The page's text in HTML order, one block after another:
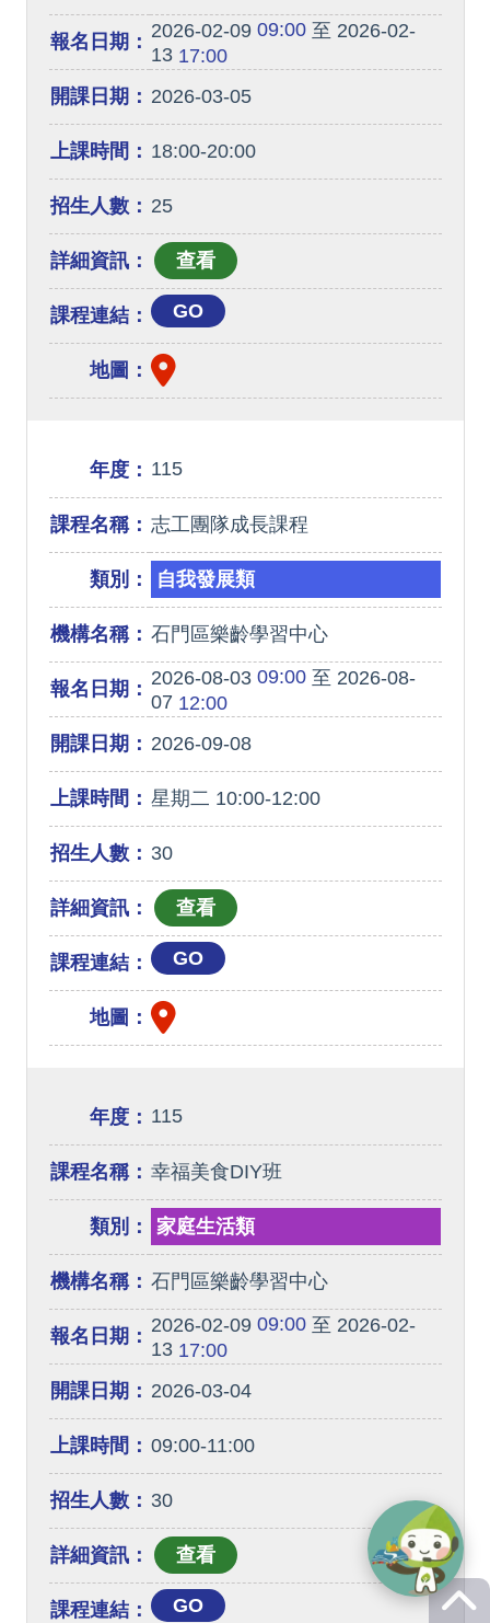
報名日期： 2026-02-0909:00至 2026-02-
1317:00
開課日期： 2026-03-05
上課時間： 18:00-20:00
招生人數： 25
詳細資訊：
課程連結： GO
地圖：
年度： 115
課程名稱： 志工團隊成長課程
類別： 自我發展類
機構名稱： 石門區樂齡學習中心
報名日期： 2026-08-0309:00至 2026-08-
07 12:00
開課日期： 2026-09-08
上課時間： 星期二 10:00-12:00
招生人數： 30
詳細資訊：
課程連結： GO
地圖：
年度： 115
課程名稱： 幸福美食DIY班
類別： 家庭生活類
機構名稱： 石門區樂齡學習中心
報名日期： 2026-02-0909:00至 2026-02-
1317:00
開課日期： 2026-03-04
上課時間： 09:00-11:00
招生人數： 30
詳細資訊：
課程連結： GO